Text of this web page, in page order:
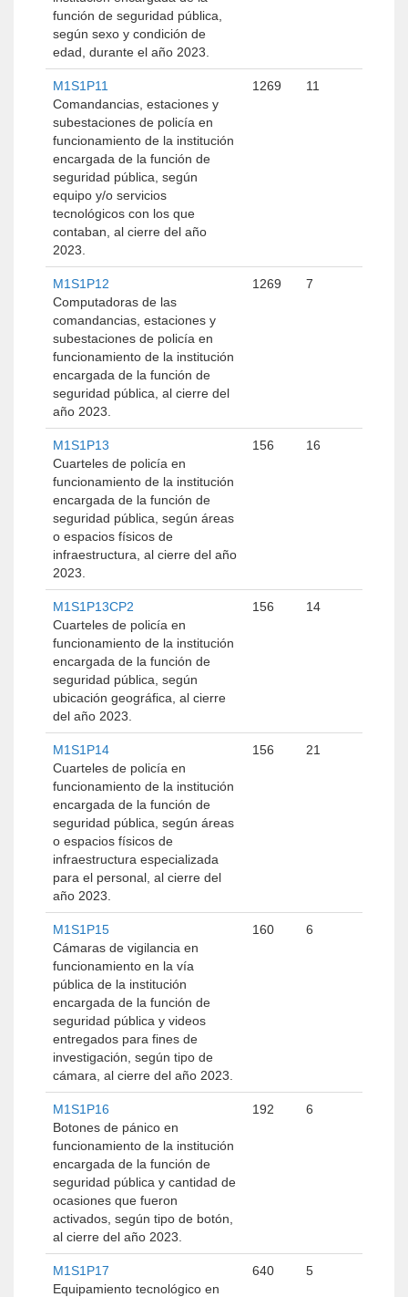
función de seguridad pública,
según sexo y condición de
edad, durante el año 2023.
M1S1P11
Comandancias, estaciones y
subestaciones de policía en
funcionamiento de la institución
encargada de la función de
seguridad pública, según
equipo y/o servicios
tecnológicos con los que
contaban, al cierre del año
2023.
1269 11
M1S1P12
Computadoras de las
comandancias, estaciones y
subestaciones de policía en
funcionamiento de la institución
encargada de la función de
seguridad pública, al cierre del
año 2023.
1269 7
M1S1P13
Cuarteles de policía en
funcionamiento de la institución
encargada de la función de
seguridad pública, según áreas
o espacios físicos de
infraestructura, al cierre del año
2023.
156 16
M1S1P13CP2
Cuarteles de policía en
funcionamiento de la institución
encargada de la función de
seguridad pública, según
ubicación geográfica, al cierre
del año 2023.
156 14
M1S1P14
Cuarteles de policía en
funcionamiento de la institución
encargada de la función de
seguridad pública, según áreas
o espacios físicos de
infraestructura especializada
para el personal, al cierre del
año 2023.
156 21
M1S1P15
Cámaras de vigilancia en
funcionamiento en la vía
pública de la institución
encargada de la función de
seguridad pública y videos
entregados para fines de
investigación, según tipo de
cámara, al cierre del año 2023.
160 6
M1S1P16
Botones de pánico en
funcionamiento de la institución
encargada de la función de
seguridad pública y cantidad de
ocasiones que fueron
activados, según tipo de botón,
al cierre del año 2023.
192 6
M1S1P17
Equipamiento tecnológico en
640 5